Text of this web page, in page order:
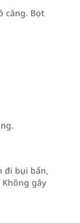
căng. Bọt
đi bụi bẩn,
gây